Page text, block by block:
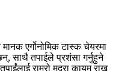
एर्गोनोमिक टास्क चेयरमा
साथै तपाईले प्रशंसा गर्नुहुने
राम्रो मुद्रा कायम राख्न